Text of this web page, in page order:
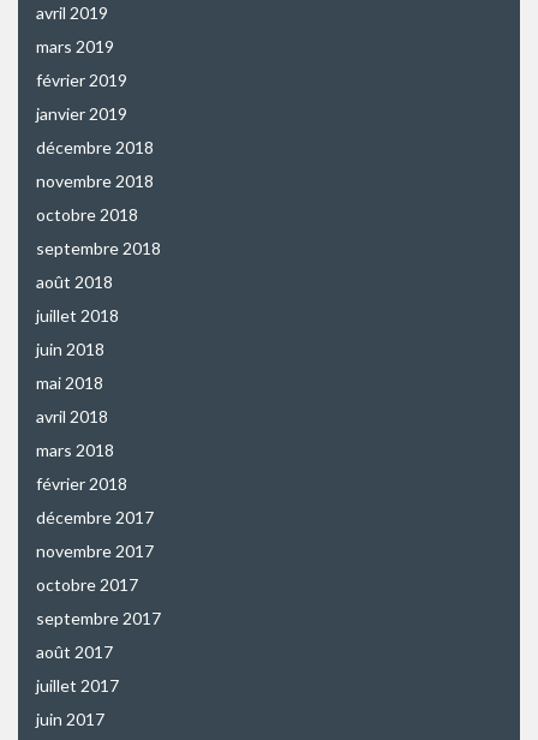
avril 2019
mars 2019
février 2019
janvier 2019
décembre 2018
novembre 2018
octobre 2018
septembre 2018
août 2018
juillet 2018
juin 2018
mai 2018
avril 2018
mars 2018
février 2018
décembre 2017
novembre 2017
octobre 2017
septembre 2017
août 2017
juillet 2017
juin 2017